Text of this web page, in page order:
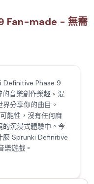
Fan-made - 無需
Definitive Phase 9
音樂創作樂趣。混
分享你的曲目。
能性，沒有任何麻
的沉浸式體驗中。今
麼 Sprunki Definitive
遊戲。